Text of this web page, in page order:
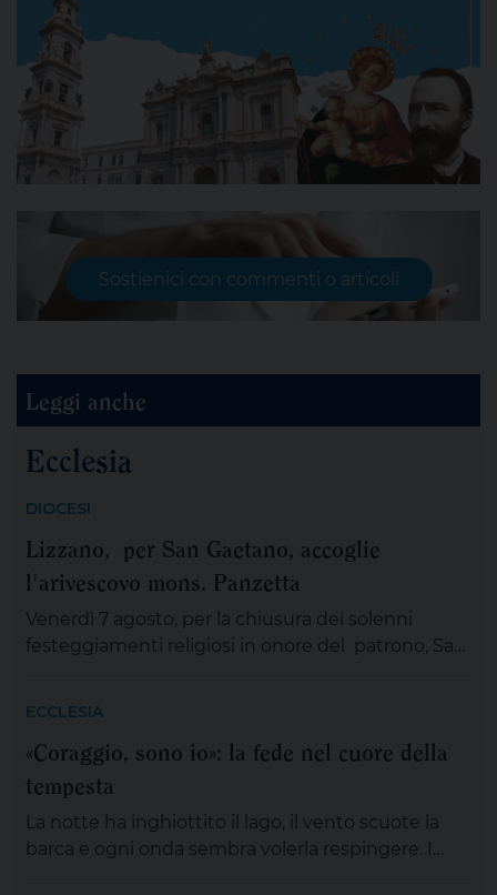
Sostienici con commenti o articoli
Leggi anche
Ecclesia
DIOCESI
Lizzano, per San Gaetano, accoglie
l'arivescovo mons. Panzetta
Venerdì 7 agosto, per la chiusura dei solenni
festeggiamenti religiosi in onore del patrono, San
vedrà il coinvolgimento partecipativo dei fedeli
lizzanesi, dei membri delle confraternite e delle
aggregazioni ecclesiali, delle […]
ECCLESIA
«Coraggio, sono io»: la fede nel cuore della
tempesta
La notte ha inghiottito il lago, il vento scuote la
barca e ogni onda sembra volerla respingere. I